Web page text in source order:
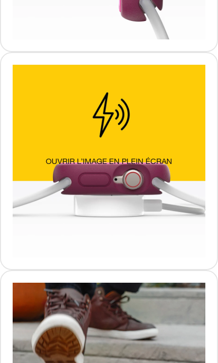
OUVRIR L’IMAGE EN PLEIN ÉCRAN